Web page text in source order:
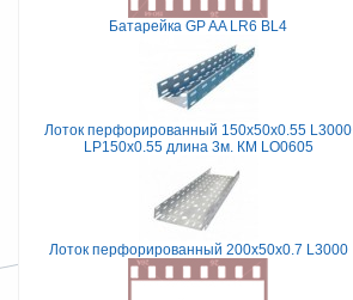
Батарейка GP AA LR6 BL4
Лоток перфорированный 150х50х0.55 L3000
LP150х0.55 длина 3м. КМ LO0605
Лоток перфорированный 200х50х0.7 L3000